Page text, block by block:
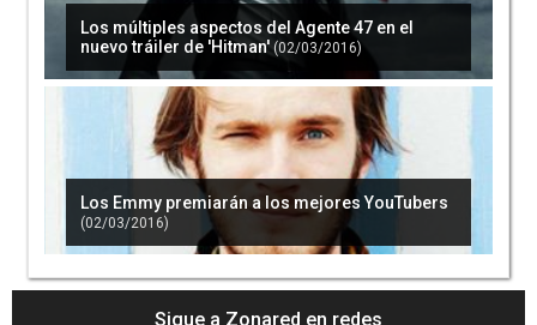
Los múltiples aspectos del Agente 47 en el
nuevo tráiler de 'Hitman' (02/03/2016)
Los Emmy premiarán a los mejores YouTubers
(02/03/2016)
Sigue a Zonared en redes